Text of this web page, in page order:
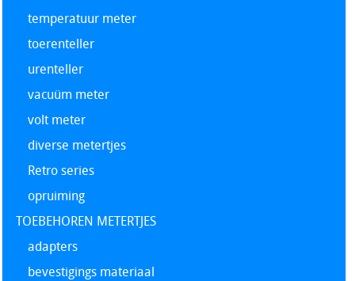
temperatuur meter
toerenteller
urenteller
vacuüm meter
volt meter
diverse metertjes
Retro series
opruiming
TOEBEHOREN METERTJES
adapters
bevestigings materiaal